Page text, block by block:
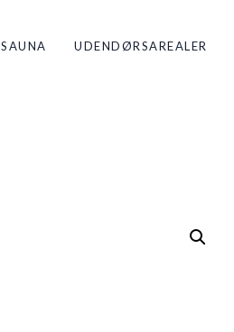
SAUNA UDENDØRSAREALER